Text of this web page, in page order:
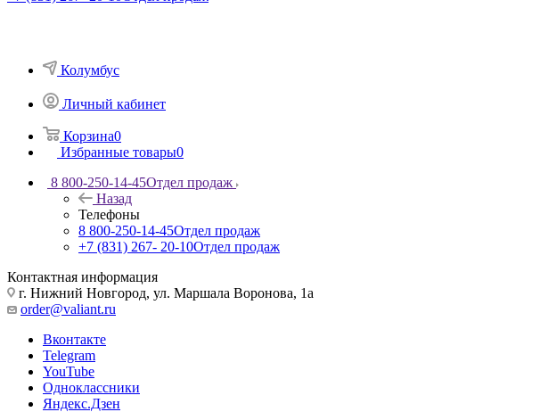
Колумбус
Личный кабинет
Корзина0
Избранные товары0
8 800-250-14-45Отдел продаж
Назад
Телефоны
8 800-250-14-45Отдел продаж
+7 (831) 267- 20-10Отдел продаж
Контактная информация
г. Нижний Новгород, ул. Маршала Воронова, 1а
order@valiant.ru
Вконтакте
Telegram
YouTube
Одноклассники
Яндекс.Дзен